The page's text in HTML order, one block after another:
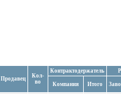
Продавец
Кол-
во
Контрактодержатель
Компания Итого